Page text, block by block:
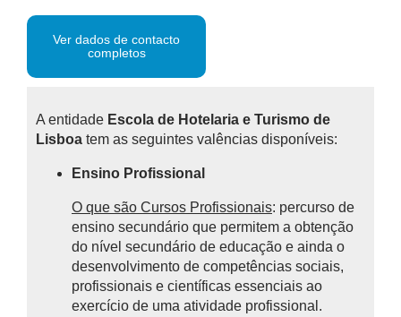
Ver dados de contacto
completos
A entidade Escola de Hotelaria e Turismo de
Lisboa tem as seguintes valências disponíveis:
Ensino Profissional
O que são Cursos Profissionais: percurso de
ensino secundário que permitem a obtenção
do nível secundário de educação e ainda o
desenvolvimento de competências sociais,
profissionais e científicas essenciais ao
exercício de uma atividade profissional.